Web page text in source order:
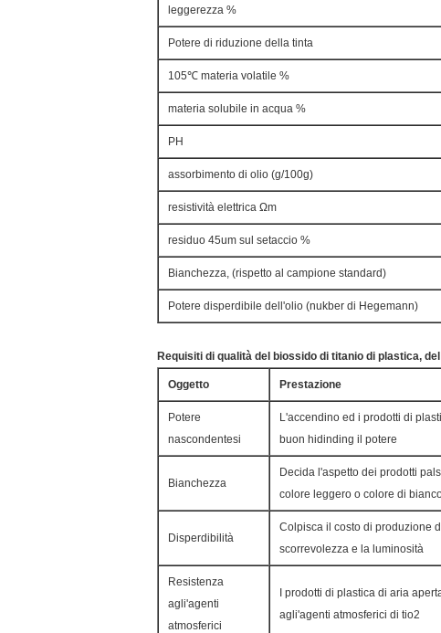
leggerezza %
Potere di riduzione della tinta
105℃ materia volatile %
materia solubile in acqua %
PH
assorbimento di olio (g/100g)
resistività elettrica Ωm
residuo 45um sul setaccio %
Bianchezza, (rispetto al campione standard)
Potere disperdibile dell'olio (nukber di Hegemann)
Requisiti di qualità del biossido di titanio di plastica,
Oggetto Prestazione
Potere
nascondentesi
L'accendino ed i prodotti di
buon hidinding il potere
Bianchezza
Decida l'aspetto dei prodotti
colore leggero o colore di
Disperdibilità
Colpisca il costo di produzione
scorrevolezza e la luminosità
Resistenza
agli'agenti
atmosferici
I prodotti di plastica di aria
agli'agenti atmosferici di tio2